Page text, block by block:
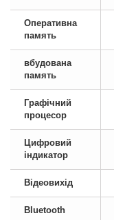
Оперативна
память
вбудована
память
Графічний
процесор
Цифровий
індикатор
Відеовихід
Bluetooth